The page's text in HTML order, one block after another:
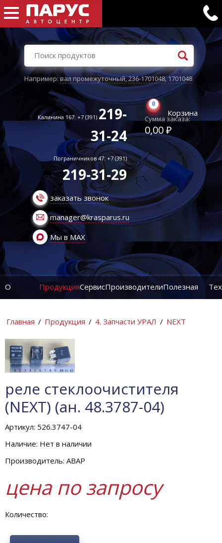
Например:вал промежуточный,236-1701048,1701048
Калинина 167: +7 (391) 219-
31-24
Пограничников 47: +7 (391)
219-31-29
заказать звонок
manager@krasparus.ru
Мы в MAX
0
Корзина
Сумма заказа:
0,00 ₽
О ПродукцияСервисПроизводителиПолезная
Главная / Продукция / 4. Запчасти УРАЛ / NEXT
реле стеклоочистителя
(NEXT) (ан. 48.3787-04)
Артикул: 526.3747-04
Наличие: Нет в наличии
Производитель: АВАР
цена по запросу
Количество: